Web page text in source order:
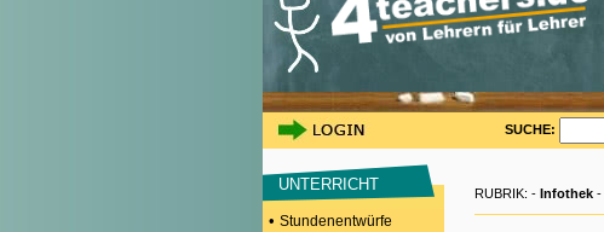
SUCHE:
UNTERRICHT
• Stundenentwürfe
RUBRIK: - Infothek -